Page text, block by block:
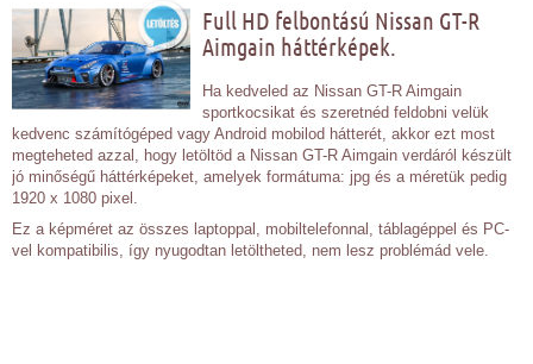
Full HD felbontású Nissan GT-R
Aimgain háttérképek.
Ha kedveled az Nissan GT-R Aimgain
sportkocsikat és szeretnéd feldobni velük
kedvenc számítógéped vagy Android mobilod hátterét, akkor ezt most
megteheted azzal, hogy letöltöd a Nissan GT-R Aimgain verdáról készült
jó minőségű háttérképeket, amelyek formátuma: jpg és a méretük pedig
1920 x 1080 pixel.
Ez a képméret az összes laptoppal, mobiltelefonnal, táblagéppel és PC-
vel kompatibilis, így nyugodtan letöltheted, nem lesz problémád vele.